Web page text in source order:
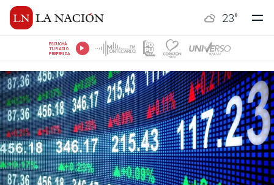
23°
ESCUCHÁ
TU RADIO
PREFERIDA